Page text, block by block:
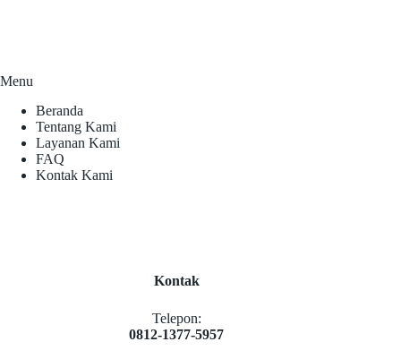
Menu
Beranda
Tentang Kami
Layanan Kami
FAQ
Kontak Kami
Kontak
Telepon:
0812-1377-5957